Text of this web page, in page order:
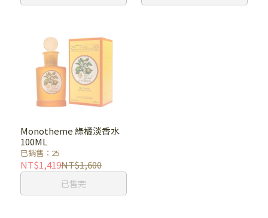
Monotheme 綠橘淡香水
100ML
已銷售：25
NT$1,419NT$1,600
已售完